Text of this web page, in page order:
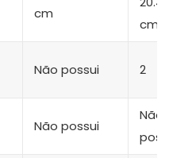
cm
cm
Não possui 2
Não possui
Não